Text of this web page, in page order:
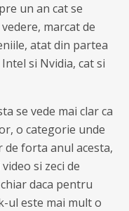
un an cat se
marcat de
atat din partea
si Nvidia, cat si
se vede mai clar ca
o categorie unde
forta anul acesta,
si zeci de
daca pentru
ul este mai mult o